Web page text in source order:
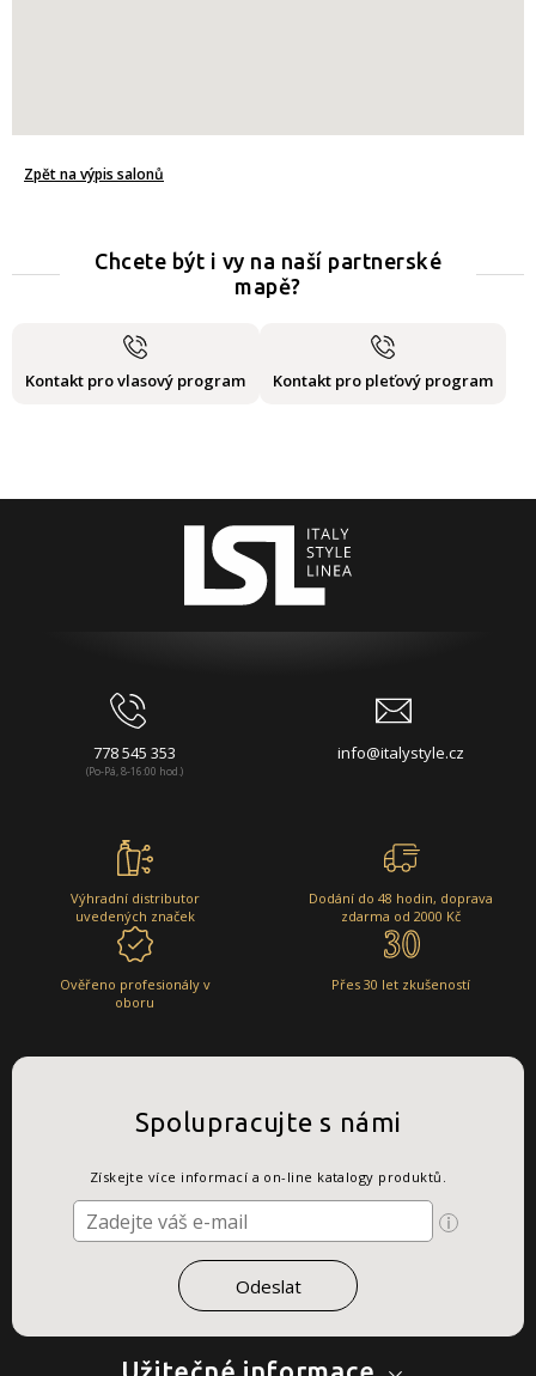
Zpět na výpis salonů
Chcete být i vy na naší partnerské
mapě?
Kontakt pro vlasový program Kontakt pro pleťový program
778 545 353
(Po-Pá, 8-16:00 hod.)
info@italystyle.cz
Výhradní distributor
uvedených značek
Dodání do 48 hodin, doprava
zdarma od 2000 Kč
Ověřeno profesionály v
oboru
Přes 30 let zkušeností
Spolupracujte s námi
Získejte více informací a on-line katalogy produktů.